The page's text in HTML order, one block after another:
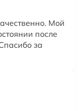
Мой
после
за